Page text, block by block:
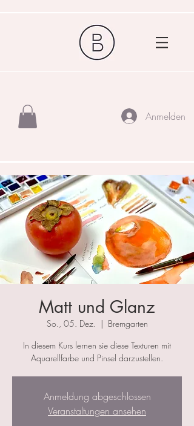
Anmelden
Matt und Glanz
So., 05. Dez.
  |
Bremgarten
In diesem Kurs lernen sie diese Texturen mit
Aquarellfarbe und Pinsel darzustellen.
Anmeldung abgeschlossen
Veranstaltungen ansehen